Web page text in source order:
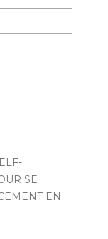
SE
EN